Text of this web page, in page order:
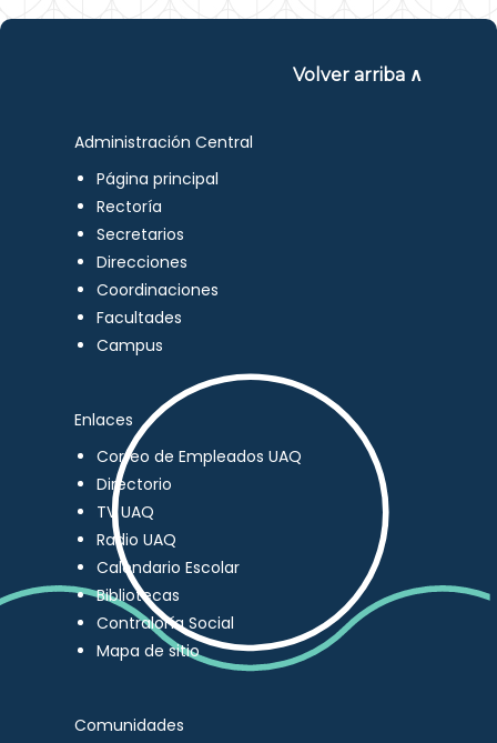
Volver arriba ∧
Administración Central
Página principal
Rectoría
Secretarios
Direcciones
Coordinaciones
Facultades
Campus
Enlaces
Correo de Empleados UAQ
Directorio
TV UAQ
Radio UAQ
Calendario Escolar
Bibliotecas
Contraloría Social
Mapa de sitio
Comunidades